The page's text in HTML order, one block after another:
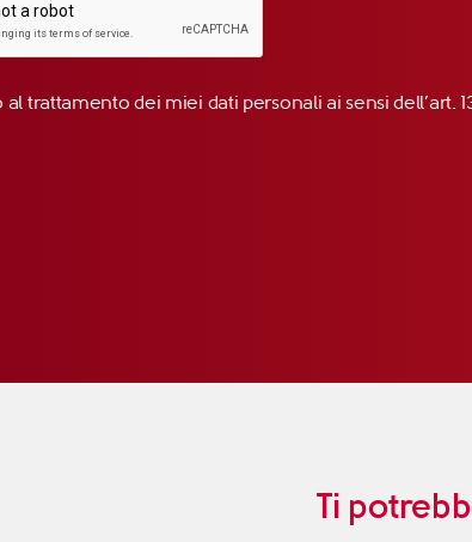
al trattamento dei miei dati personali ai sensi dell’art.
Ti